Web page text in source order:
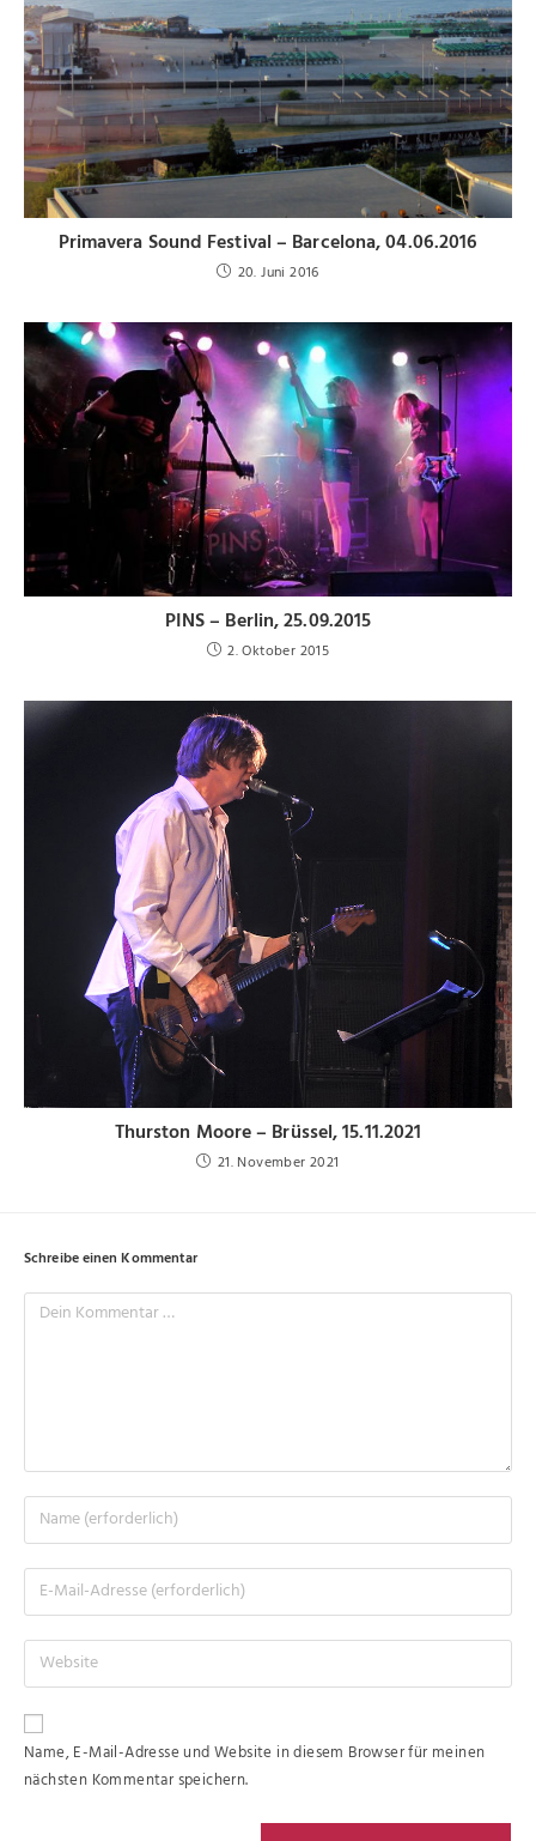
Primavera Sound Festival – Barcelona, 04.06.2016
20. Juni 2016
PINS – Berlin, 25.09.2015
2. Oktober 2015
Thurston Moore – Brüssel, 15.11.2021
21. November 2021
Schreibe einen Kommentar
Name, E-Mail-Adresse und Website in diesem Browser für meinen
nächsten Kommentar speichern.